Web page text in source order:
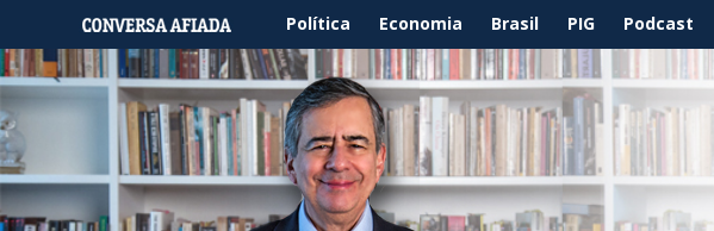
Política Economia Brasil PIG Podcast